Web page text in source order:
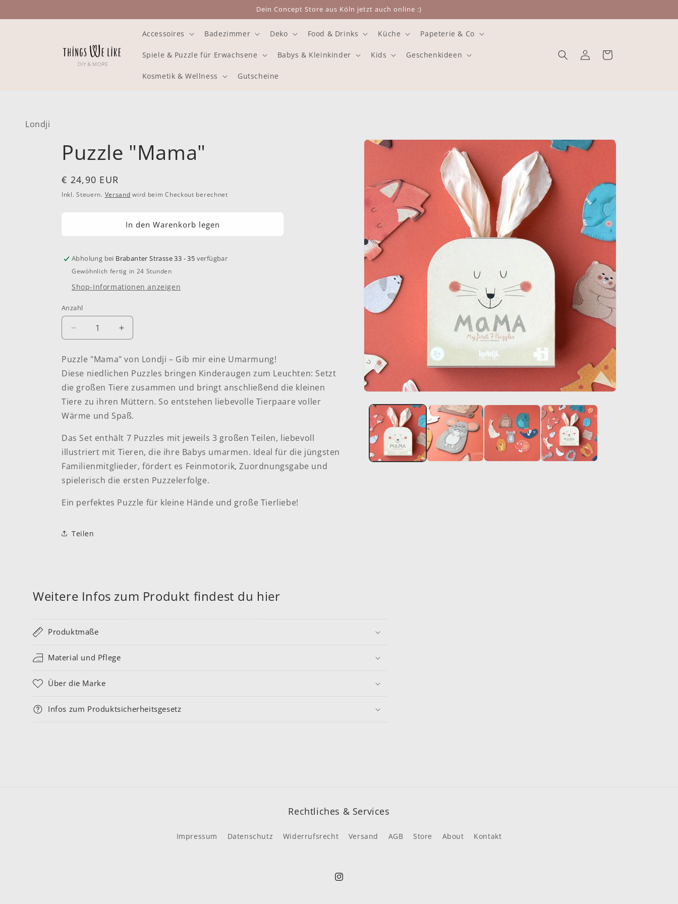
Inhalt
Dein Concept Store aus Köln jetzt auch online :)
Accessoires Badezimmer Deko Food & Drinks Küche Papeterie & Co
Spiele & Puzzle für Erwachsene Babys & Kleinkinder Kids Geschenkideen
Kosmetik & Wellness Gutscheine
EinloggenWarenkorb
Londji
Produktinformationen
Modal
öffnen
Puzzle "Mama"
Normaler
Preis
€ 24,90 EUR
Inkl. Steuern. Versand wird beim Checkout berechnet
In den Warenkorb legen
Abholung bei Brabanter Strasse 33 - 35 verfügbar
Gewöhnlich fertig in 24 Stunden
Shop-Informationen anzeigen
Anzahl
Anzahl
Verringere
die
Menge
für
Puzzle
&quot;Mama&quot;
Erhöhe
die
für
Puzzle
&quot;Mama&quot;
Puzzle "Mama" von Londji – Gib mir eine Umarmung!
Diese niedlichen Puzzles bringen Kinderaugen zum Leuchten: Setzt
die großen Tiere zusammen und bringt anschließend die kleinen
Tiere zu ihren Müttern. So entstehen liebevolle Tierpaare voller
Wärme und Spaß.
Das Set enthält 7 Puzzles mit jeweils 3 großen Teilen, liebevoll
illustriert mit Tieren, die ihre Babys umarmen. Ideal für die jüngsten
Familienmitglieder, fördert es Feinmotorik, Zuordnungsgabe und
spielerisch die ersten Puzzelerfolge.
Ein perfektes Puzzle für kleine Hände und große Tierliebe!
Teilen
Weitere Infos zum Produkt findest du hier
Produktmaße
Material und Pflege
Über die Marke
Infos zum Produktsicherheitsgesetz
Rechtliches & Services
Impressum Datenschutz Widerrufsrecht Versand AGB Store About Kontakt
Instagram